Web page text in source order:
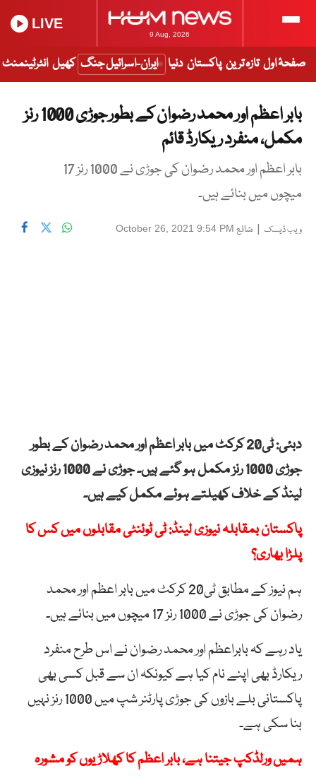
9 Aug, 2026
LIVE
صفحۂ اول تازہ ترین پاکستان دنیا ایران-اسرائیل جنگ کھیل انٹرٹینمنٹ
بابر اعظم اور محمد رضوان کے بطور جوڑی 1000 رنز
مکمل، منفرد ریکارڈ قائم
بابر اعظم اور محمد رضوان کی جوڑی نے 1000 رنز 17
میچوں میں بنائے ہیں۔
ویب ڈیسک | شائع October 26, 2021 9:54 PM
دبئی: ٹی20 کرکٹ میں بابر اعظم اور محمد رضوان کے بطور
جوڑی 1000 رنز مکمل ہو گئے ہیں۔ جوڑی نے 1000 رنز نیوزی
لینڈ کے خلاف کھیلتے ہوئے مکمل کیے ہیں۔
پاکستان بمقابلہ نیوزی لینڈ: ٹی ٹوئنٹی مقابلوں میں کس کا
پلڑا بھاری؟
ہم نیوز کے مطابق ٹی20 کرکٹ میں بابر اعظم اور محمد
رضوان کی جوڑی نے 1000 رنز 17 میچوں میں بنائے ہیں۔
یاد رہے کہ بابراعظم اور محمد رضوان نے اس طرح منفرد
ریکارڈ بھی اپنے نام کیا ہے کیونکہ ان سے قبل کسی بھی
پاکستانی بلے بازوں کی جوڑی پارٹنر شپ میں 1000 رنز نہیں
بنا سکی ہے۔
ہمیں ورلڈکپ جیتنا ہے، بابر اعظم کا کھلاڑیوں کو مشورہ